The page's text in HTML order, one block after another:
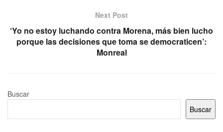
Next Post
‘Yo no estoy luchando contra Morena, más bien lucho
porque las decisiones que toma se democraticen’:
Monreal
Buscar
Buscar